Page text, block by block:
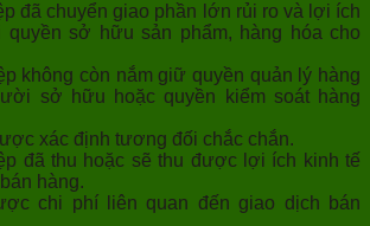
đã chuyển giao phần lớn rủi ro và lợi ích
sở hữu sản phẩm, hàng hóa cho
không còn nắm giữ quyền quản lý hàng
sở hữu hoặc quyền kiểm soát hàng
xác định tương đối chắc chắn.
đã thu hoặc sẽ thu được lợi ích kinh tế
hàng.
chi phí liên quan đến giao dịch bán